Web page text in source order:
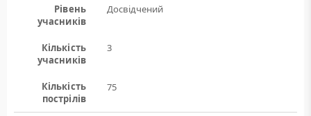
Рівень
учасників
Досвідчений
Кількість
учасників
3
Кількість
пострілів
75